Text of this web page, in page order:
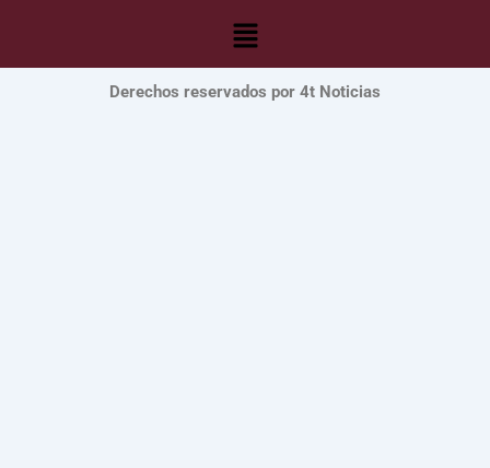
Menú
Derechos reservados por 4t Noticias